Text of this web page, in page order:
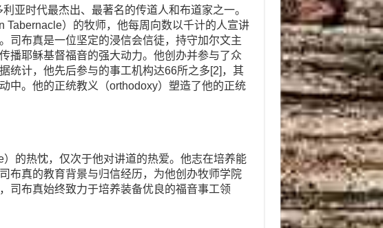
亚时代最杰出、最著名的传道人和布道家之一。
Tabernacle）的牧师，他每周向数以千计的人宣讲
司布真是一位坚定的浸信会信徒，持守加尔文主
播耶稣基督福音的强大动力。他创办并参与了众
统计，他先后参与的事工机构达66所之多[2]，其
中。他的正统教义（orthodoxy）塑造了他的正统
的热忱，仅次于他对讲道的热爱。他志在培养能
布真的教育背景与归信经历，为他创办牧师学院
司布真始终致力于培养装备优良的福音事工领